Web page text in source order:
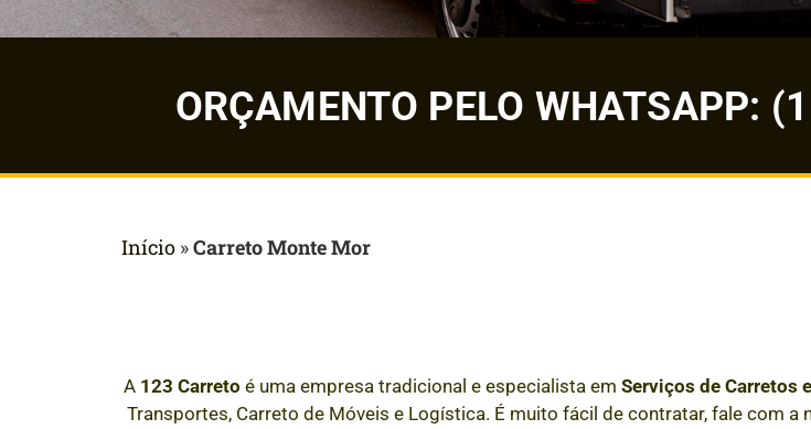
ORÇAMENTO PELO WHATSAPP:
Início »Carreto Monte Mor
A 123 Carreto é uma empresa tradicional e especialista em Serviços de Carretos
Transportes, Carreto de Móveis e Logística. É muito fácil de contratar, fale com